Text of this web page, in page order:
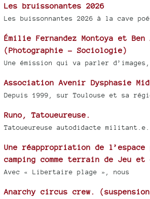
Les bruissonantes 2026
Les buissonnantes 2026 à la cave
Émilie Fernandez Montoya et Ben
(Photographie - Sociologie)
Une émission qui va parler
Association Avenir Dysphasie
Depuis 1999, sur Toulouse et sa
Runo, Tatoueureuse.
Tatoueureuse autodidacte militant.e.
Une réappropriation de
camping comme terrain de Jeu
Avec « Libertaire plage », nous
Anarchy circus crew.